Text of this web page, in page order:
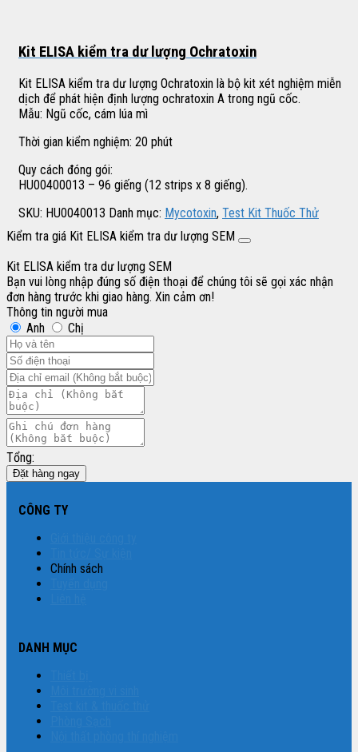
Kit ELISA kiểm tra dư lượng Ochratoxin
Kit ELISA kiểm tra dư lượng Ochratoxin là bộ kit xét nghiệm miễn
dịch để phát hiện định lượng ochratoxin A trong ngũ cốc.
Mẫu: Ngũ cốc, cám lúa mì
Thời gian kiểm nghiệm: 20 phút
Quy cách đóng gói:
HU00400013 – 96 giếng (12 strips x 8 giếng).
SKU: HU0040013 Danh mục: Mycotoxin, Test Kit Thuốc Thử
Kiểm tra giá Kit ELISA kiểm tra dư lượng SEM
Kit ELISA kiểm tra dư lượng SEM
Bạn vui lòng nhập đúng số điện thoại để chúng tôi sẽ gọi xác nhận
đơn hàng trước khi giao hàng. Xin cảm ơn!
Thông tin người mua
Anh
Chị
Tổng:
Đặt hàng ngay
CÔNG TY
Chính sách
DANH MỤC